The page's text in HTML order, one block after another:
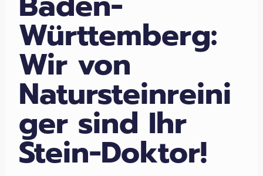
Württemberg:
Wir von
Natursteinreini
ger sind Ihr
Stein-Doktor!